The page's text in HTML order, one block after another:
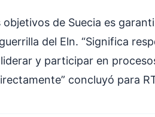
de Suecia es
del Eln. “Significa
y participar en
concluyó para